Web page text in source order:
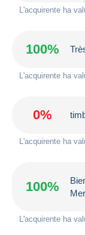
L'acquirente ha
100%
L'acquirente ha
0%
L'acquirente ha
100%
L'acquirente ha